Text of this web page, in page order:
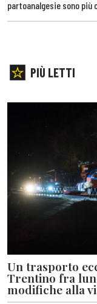
partoanalgesie sono più
PIÙ LETTI
Un trasporto
Trentino fra
modifiche alla